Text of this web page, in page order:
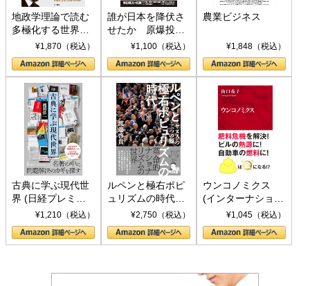
地政学理論で読む
多極化する世界：
トランプとBRICS
の挑戦
¥1,870（税込）
誰が日本を降伏さ
せたか 原爆投
下、ソ連参戦、そ
して聖断 (PHP新
書)
¥1,100（税込）
農業ビジネス
¥1,848（税込）
古典に学ぶ現代世
界 (日経プレミア
シリーズ)¥1,210（税込）
ルペンと極右ポピ
ュリズムの時代：
〈ヤヌス〉の二つ
の顔
¥2,750（税込）
ウンコノミクス
(インターナショナ
ル新書)¥1,045（税込）